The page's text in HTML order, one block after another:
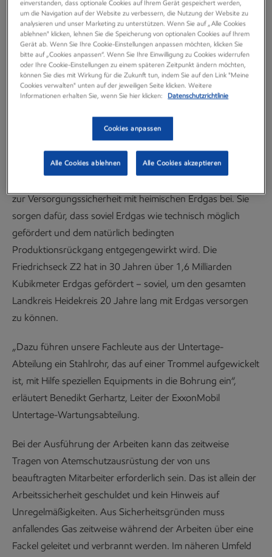
vorbereitenden Arbeiten für die
Durchführung von
Wartungsmaßnahmen.
Neuigkeiten
Interessierte haben die Möglichkeit sich im ExxonMobil
zur Versorgungssicherheit mit heimischen Erdgas bei. Sie
sorgen dafür, dass soviel Erdgas wie technisch möglich
gefördert und dem natürlich bedingten
Produktionsrückgang entgegengewirkt wird. Die
Friedrichseck Z2 hat in 30 Jahren über 1,6 Milliarden
Kubikmeter Erdgas gefördert – soviel, um den gesamten
Landkreis Heidekreis 20 Jahre lang mit Erdgas versorgen
zu können.
„Dazu führen unsere Fachleute aus der Untertage-
Abteilung ein Stahlrohr, das auf einer Trommel aufgewickelt
ist, mit Hilfe speziellen Equipments in die Bohrung ein“,
erläutert Benedikt Gerhartz, Leiter der ExxonMobil
Untertage-Wartungsabteilung.
Bei der Ausführung der Arbeiten kann das zeitweise
Tragen von Atemschutzausrüstung der von uns
beauftragten Mitarbeiter erforderlich sein. Das ist allein der
Arbeitssicherheit geschuldet und kein Hinweis auf
Unregelmäßigkeiten. Aus Sicherheitsgründen muss
anfallendes Gas zeitweise während der Arbeiten über eine
Fackel geleitet und verbrannt werden. Im näheren Umfeld
einverstanden, dass optionale Cookies auf Ihrem Gerät gespeichert werden,
um die Navigation auf der Website zu verbessern, die Nutzung der Website zu
analysieren und unser Marketing zu unterstützen. Wenn Sie auf „Alle Cookies
ablehnen" klicken, lehnen Sie die Speicherung von optionalen Cookies auf Ihrem
Gerät ab. Wenn Sie Ihre Cookie-Einstellungen anpassen möchten, klicken Sie
bitte auf „Cookies anpassen“. Wenn Sie Ihre Einwilligung zu Cookies widerrufen
oder Ihre Cookie-Einstellungen zu einem späteren Zeitpunkt ändern möchten,
können Sie dies mit Wirkung für die Zukunft tun, indem Sie auf den Link "Meine
Cookies verwalten" unten auf der jeweiligen Seite klicken. Weitere
Informationen erhalten Sie, wenn Sie hier klicken:
Datenschutzrichtlinie
Cookies anpassen
Alle Cookies ablehnen Alle Cookies akzeptieren